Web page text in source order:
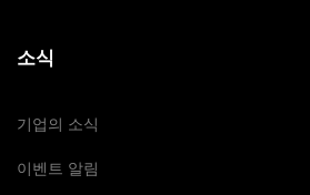
소식
기업의 소식
이벤트 알림